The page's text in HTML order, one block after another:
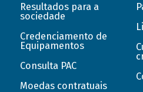
Resultados para a
sociedade
Credenciamento de
Equipamentos
Consulta PAC
Moedas contratuais